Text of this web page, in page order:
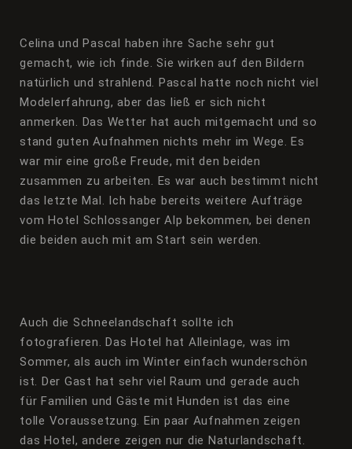
Celina und Pascal haben ihre Sache sehr gut
gemacht, wie ich finde. Sie wirken auf den Bildern
natürlich und strahlend. Pascal hatte noch nicht viel
Modelerfahrung, aber das ließ er sich nicht
anmerken. Das Wetter hat auch mitgemacht und so
stand guten Aufnahmen nichts mehr im Wege. Es
war mir eine große Freude, mit den beiden
zusammen zu arbeiten. Es war auch bestimmt nicht
das letzte Mal. Ich habe bereits weitere Aufträge
vom Hotel Schlossanger Alp bekommen, bei denen
die beiden auch mit am Start sein werden.
Auch die Schneelandschaft sollte ich
fotografieren. Das Hotel hat Alleinlage, was im
Sommer, als auch im Winter einfach wunderschön
ist. Der Gast hat sehr viel Raum und gerade auch
für Familien und Gäste mit Hunden ist das eine
tolle Voraussetzung. Ein paar Aufnahmen zeigen
das Hotel, andere zeigen nur die Naturlandschaft.